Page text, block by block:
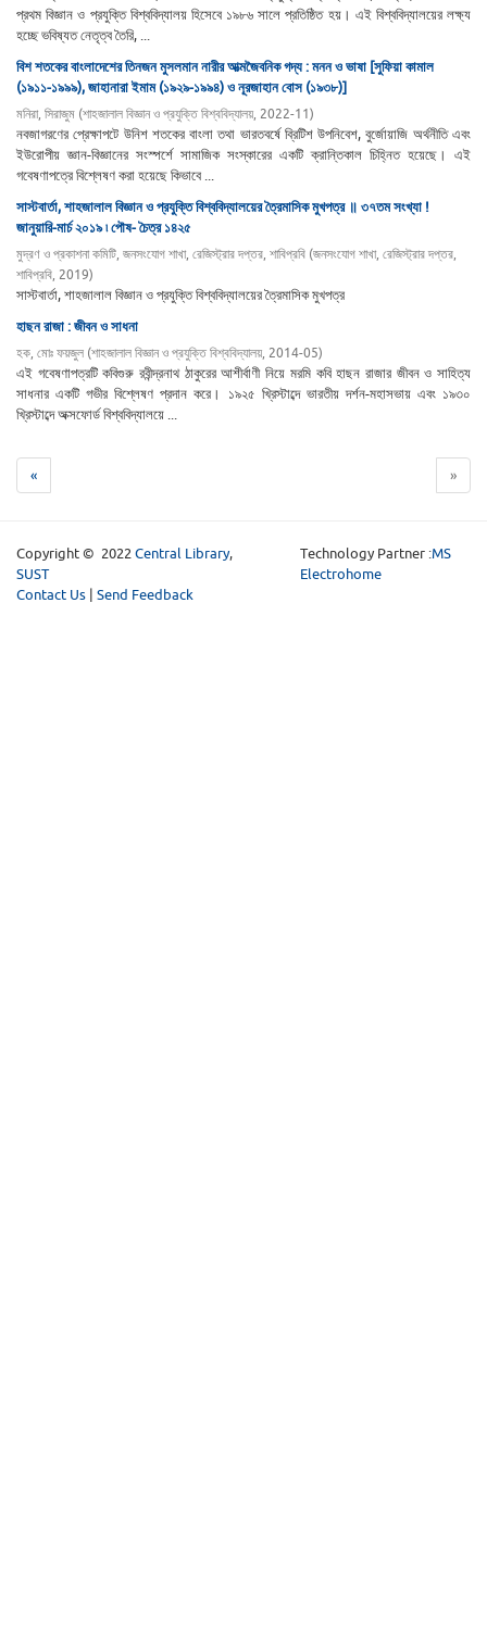
প্রথম বিজ্ঞান ও প্রযুক্তি বিশ্ববিদ্যালয় হিসেবে ১৯৮৬ সালে প্রতিষ্ঠিত হয়। এই বিশ্ববিদ্যালয়ের লক্ষ্য
হচ্ছে ভবিষ্যত নেতৃত্ব তৈরি, ...
বিশ শতকের বাংলাদেশের তিনজন মুসলমান নারীর আত্মজৈবনিক গদ্য : মনন ও ভাষা [সুফিয়া কামাল
(১৯১১-১৯৯৯), জাহানারা ইমাম (১৯২৯-১৯৯৪) ও নূরজাহান বোস (১৯৩৮)]
মনিরা, সিরাজুম (শাহজালাল বিজ্ঞান ও প্রযুক্তি বিশ্ববিদ্যালয়, 2022-11)
নবজাগরণের প্রেক্ষাপটে উনিশ শতকের বাংলা তথা ভারতবর্ষে ব্রিটিশ উপনিবেশ, বুর্জোয়াজি অর্থনীতি এবং
ইউরোপীয় জ্ঞান-বিজ্ঞানের সংস্পর্শে সামাজিক সংস্কারের একটি ক্রান্তিকাল চিহ্নিত হয়েছে। এই
গবেষণাপত্রে বিশ্লেষণ করা হয়েছে কিভাবে ...
সাস্টবার্তা, শাহজালাল বিজ্ঞান ও প্রযুক্তি বিশ্ববিদ্যালয়ের ত্রৈমাসিক মুখপত্র ॥ ৩৭তম সংখ্যা !
জানুয়ারি-মার্চ ২০১৯ ৷ পৌষ- চৈত্র ১৪২৫
মুদ্রণ ও প্রকাশনা কমিটি, জনসংযোগ শাখা, রেজিস্ট্রার দপ্তর, শাবিপ্রবি (জনসংযোগ শাখা, রেজিস্ট্রার দপ্তর,
শাবিপ্রবি, 2019)
সাস্টবার্তা, শাহজালাল বিজ্ঞান ও প্রযুক্তি বিশ্ববিদ্যালয়ের ত্রৈমাসিক মুখপত্র
হাছন রাজা : জীবন ও সাধনা
হক, মোঃ ফয়জুল (শাহজালাল বিজ্ঞান ও প্রযুক্তি বিশ্ববিদ্যালয়, 2014-05)
এই গবেষণাপত্রটি কবিগুরু রবীন্দ্রনাথ ঠাকুরের আশীর্বাণী নিয়ে মরমি কবি হাছন রাজার জীবন ও সাহিত্য
সাধনার একটি গভীর বিশ্লেষণ প্রদান করে। ১৯২৫ খ্রিস্টাব্দে ভারতীয় দর্শন-মহাসভায় এবং ১৯৩০
খ্রিস্টাব্দে অক্সফোর্ড বিশ্ববিদ্যালয়ে ...
« »
Copyright © 2022 Central Library,
SUST
Contact Us | Send Feedback
Technology Partner :MS
Electrohome